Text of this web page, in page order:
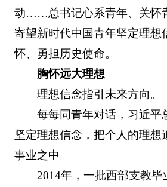
动……总书记心系青年、关怀
寄望新时代中国青年坚定理想
怀、勇担历史使命。
胸怀远大理想
理想信念指引未来方向。
每每同青年对话，习近平
坚定理想信念，把个人的理想
事业之中。
2014年，一批西部支教毕